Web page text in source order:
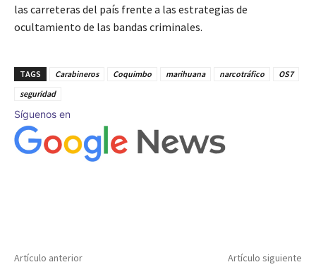
las carreteras del país frente a las estrategias de
ocultamiento de las bandas criminales.
TAGS Carabineros Coquimbo marihuana narcotráfico
OS7
seguridad
Síguenos en
Artículo anterior Artículo siguiente